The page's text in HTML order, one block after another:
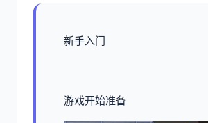
新手入门
游戏开始准备